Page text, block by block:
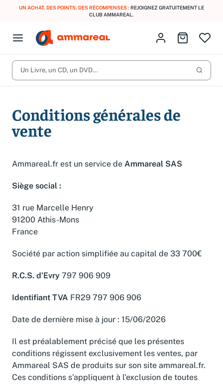
UN ACHAT, DES POINTS, DES RÉCOMPENSES : REJOIGNEZ GRATUITEMENT LE
CLUB AMMAREAL.
Open menu
Fermer le menu
CD d'occasion
Vinyles d'occasion
Partitions
Meilleures ventes
Nos engagements
Produits Catégories
Activez les notifications dans votre compte pour être alerté dès
Identifiez-vous
Aller au
Un Livre, un CD, un DVD...
Conditions générales de
vente
Ammareal.fr est un service de Ammareal SAS
Siège social :
31 rue Marcelle Henry
91200 Athis-Mons
France
Société par action simplifiée au capital de 33 700€
R.C.S. d’Evry 797 906 909
Identifiant TVA FR29 797 906 906
Date de dernière mise à jour : 15/06/2026
Il est préalablement précisé que les présentes
conditions régissent exclusivement les ventes, par
Ammareal SAS de produits sur son site ammareal.fr.
Ces conditions s'appliquent à l'exclusion de toutes